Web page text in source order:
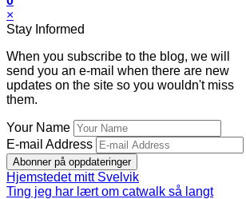
×
Stay Informed
When you subscribe to the blog, we will
send you an e-mail when there are new
updates on the site so you wouldn't miss
them.
Your Name
E-mail Address
Abonner på oppdateringer
Hjemstedet mitt Svelvik
Ting jeg har lært om catwalk så langt